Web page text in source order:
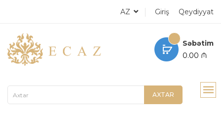
AZ Giriş Qeydiyyat
Səbətim
0.00 ₼
AXTAR